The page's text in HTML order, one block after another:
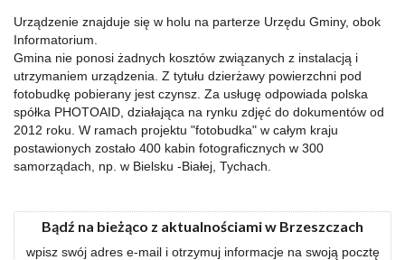
Urządzenie znajduje się w holu na parterze Urzędu Gminy, obok
Informatorium.
Gmina nie ponosi żadnych kosztów związanych z instalacją i
utrzymaniem urządzenia. Z tytułu dzierżawy powierzchni pod
fotobudkę pobierany jest czynsz. Za usługę odpowiada polska
spółka PHOTOAID, działająca na rynku zdjęć do dokumentów od
2012 roku. W ramach projektu "fotobudka" w całym kraju
postawionych zostało 400 kabin fotograficznych w 300
samorządach, np. w Bielsku -Białej, Tychach.
Bądź na bieżąco z aktualnościami w Brzeszczach
wpisz swój adres e-mail i otrzymuj informacje na swoją pocztę